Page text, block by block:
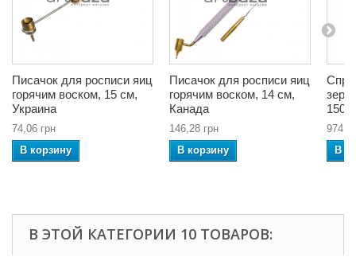
Писачок для росписи яиц
горячим воском, 15 см,
Украина
74,06 грн
В корзину
Писачок для росписи яиц
горячим воском, 14 см,
Канада
146,28 грн
В корзину
150
В
В ЭТОЙ КАТЕГОРИИ 10 ТОВАРОВ: